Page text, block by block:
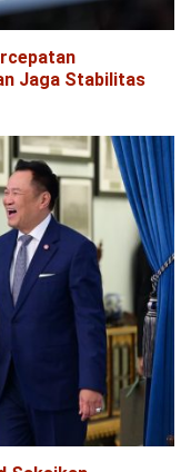
Jaga Stabilitas